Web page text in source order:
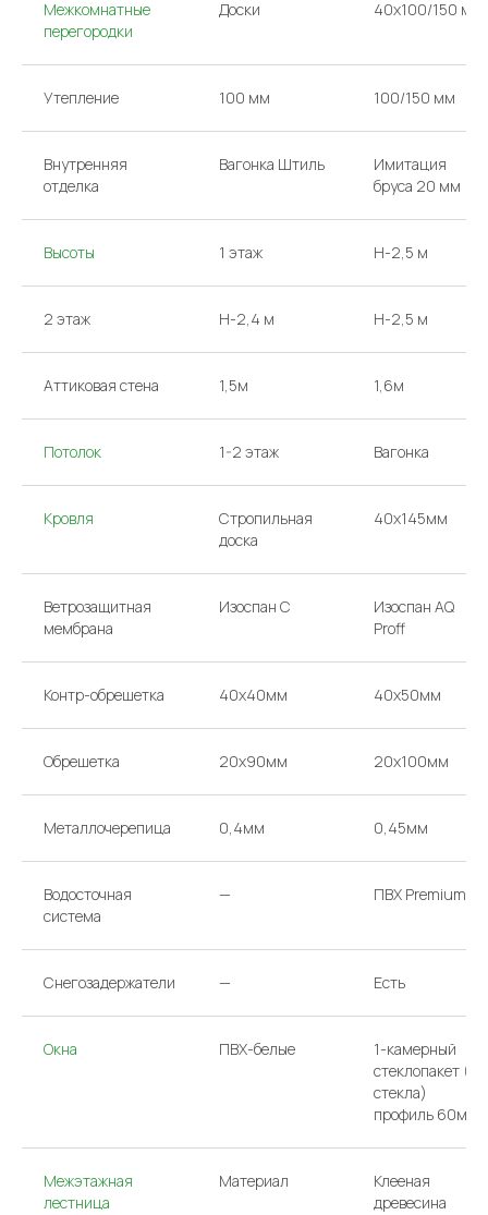
Межкомнатные
перегородки
Доски 40х100/150 мм
Утепление 100 мм 100/150 мм
Внутренняя
отделка
Вагонка Штиль
Имитация
бруса 20 мм
Высоты 1 этаж H-2,5 м
2 этаж H-2,4 м H-2,5 м
Аттиковая стена 1,5м 1,6м
Потолок 1-2 этаж Вагонка
Кровля
Стропильная
доска
40х145мм
Ветрозащитная
мембрана
Изоспан С
Изоспан AQ
Proff
Контр-обрешетка 40х40мм 40х50мм
Обрешетка 20х90мм 20х100мм
Металлочерепица 0,4мм 0,45мм
Водосточная
система
— ПВХ Premium
Снегозадержатели — Есть
Окна ПВХ-белые
1-камерный
стеклопакет (2
стекла)
профиль 60мм
Межэтажная
лестница
Материал
Клееная
древесина
Звоните или
приходите в офис
МОСКВА, 65-Й КМ МКАД,
ВЫСТАВОЧНЫЙ ДОМ Д/01
+ 7 985 766-91-92
ТЕЛЕФОНЫ НАПИШИТЕ НАМ
+ 7 985 174-63-39
Перезвоните мне
С 10:00 ДО 19:00